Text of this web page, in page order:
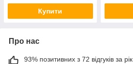
Купити
Про нас
93% позитивних з 72 відгуків за рік